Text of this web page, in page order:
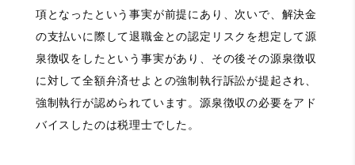
項となったという事実が前提にあり、次いで、解決金
の支払いに際して退職金との認定リスクを想定して源
泉徴収をしたという事実があり、その後その源泉徴収
に対して全額弁済せよとの強制執行訴訟が提起され、
強制執行が認められています。源泉徴収の必要をアド
バイスしたのは税理士でした。